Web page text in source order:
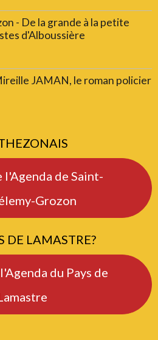
- De la grande à la petite
d'Alboussière
JAMAN, le roman policier
l'Agenda de Saint-
Grozon
DE LAMASTRE?
du Pays de